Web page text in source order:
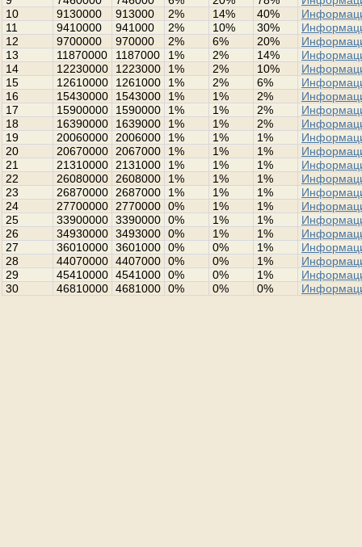
10
9130000 913000 2% 14% 40%
11
9410000 941000 2% 10% 30%
12
9700000 970000 2% 6% 20%
13
11870000 1187000 1% 2% 14%
14
12230000 1223000 1% 2% 10%
15
12610000 1261000 1% 2% 6%
16
15430000 1543000 1% 1% 2%
17
15900000 1590000 1% 1% 2%
18
16390000 1639000 1% 1% 2%
19
20060000 2006000 1% 1% 1%
20
20670000 2067000 1% 1% 1%
21
21310000 2131000 1% 1% 1%
22
26080000 2608000 1% 1% 1%
23
26870000 2687000 1% 1% 1%
24
27700000 2770000 0% 1% 1%
25
33900000 3390000 0% 1% 1%
26
34930000 3493000 0% 1% 1%
27
36010000 3601000 0% 0% 1%
28
44070000 4407000 0% 0% 1%
29
45410000 4541000 0% 0% 1%
30
46810000 4681000 0% 0% 0%